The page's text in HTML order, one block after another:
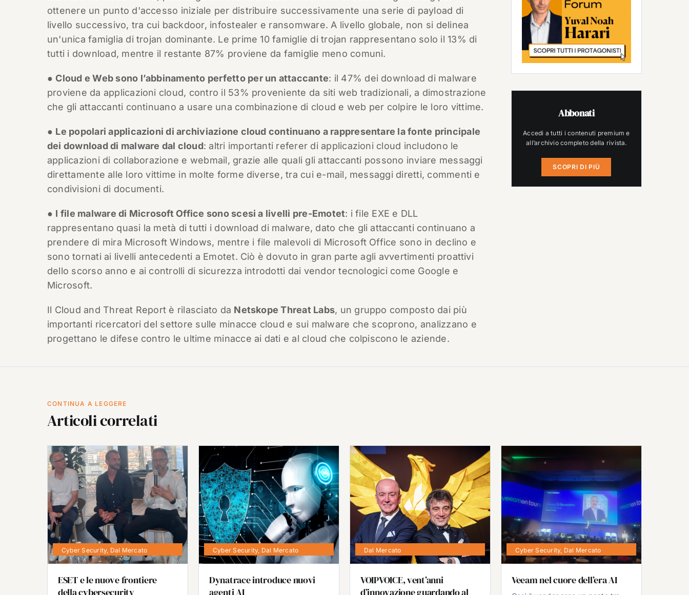
ottenere un punto d'accesso iniziale per distribuire successivamente una serie di payload di
livello successivo, tra cui backdoor, infostealer e ransomware. A livello globale, non si delinea
un'unica famiglia di trojan dominante. Le prime 10 famiglie di trojan rappresentano solo il 13% di
tutti i download, mentre il restante 87% proviene da famiglie meno comuni.
● Cloud e Web sono l’abbinamento perfetto per un attaccante: il 47% dei download di malware
proviene da applicazioni cloud, contro il 53% proveniente da siti web tradizionali, a dimostrazione
che gli attaccanti continuano a usare una combinazione di cloud e web per colpire le loro vittime.
● Le popolari applicazioni di archiviazione cloud continuano a rappresentare la fonte principale
dei download di malware dal cloud: altri importanti referer di applicazioni cloud includono le
applicazioni di collaborazione e webmail, grazie alle quali gli attaccanti possono inviare messaggi
direttamente alle loro vittime in molte forme diverse, tra cui e-mail, messaggi diretti, commenti e
condivisioni di documenti.
● I file malware di Microsoft Office sono scesi a livelli pre-Emotet: i file EXE e DLL
rappresentano quasi la metà di tutti i download di malware, dato che gli attaccanti continuano a
prendere di mira Microsoft Windows, mentre i file malevoli di Microsoft Office sono in declino e
sono tornati ai livelli antecedenti a Emotet. Ciò è dovuto in gran parte agli avvertimenti proattivi
dello scorso anno e ai controlli di sicurezza introdotti dai vendor tecnologici come Google e
Microsoft.
Il Cloud and Threat Report è rilasciato da Netskope Threat Labs, un gruppo composto dai più
importanti ricercatori del settore sulle minacce cloud e sui malware che scoprono, analizzano e
progettano le difese contro le ultime minacce ai dati e al cloud che colpiscono le aziende.
Abbonati
Accedi a tutti i contenuti premium e
all’archivio completo della rivista.
SCOPRI DI PIÙ
CONTINUA A LEGGERE
Articoli correlati
Cyber Security, Dal Mercato
ESET e le nuove frontiere
della cybersecurity
Cyber Security, Dal Mercato
Dynatrace introduce nuovi
agenti AI
Dal Mercato
VOIPVOICE, vent’anni
d’innovazione guardando al
Cyber Security, Dal Mercato
Veeam nel cuore dell’era AI